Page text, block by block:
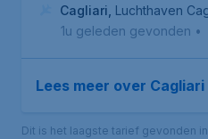
Cagliari Luchthaven
1u geleden gevonden •
Lees meer over Cagliari
Dit is het laagste tarief gevonden